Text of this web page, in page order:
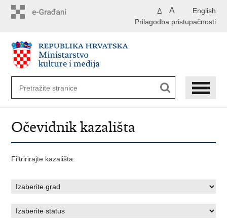
English
A A
Prilagodba pristupačnosti
Očevidnik kazališta
Filtririrajte kazališta: